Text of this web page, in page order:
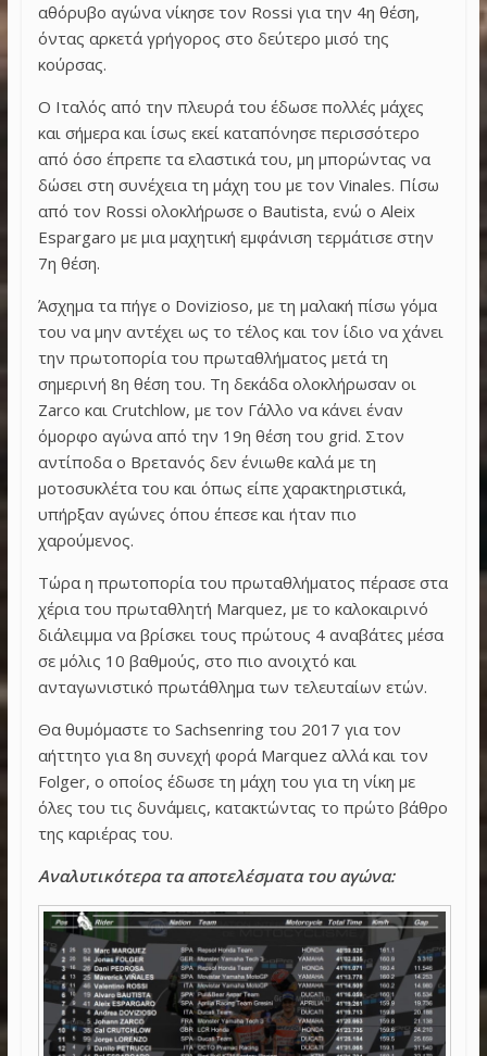
αθόρυβο αγώνα νίκησε τον Rossi για την 4η θέση,
όντας αρκετά γρήγορος στο δεύτερο μισό της
κούρσας.
Ο Ιταλός από την πλευρά του έδωσε πολλές μάχες
και σήμερα και ίσως εκεί καταπόνησε περισσότερο
από όσο έπρεπε τα ελαστικά του, μη μπορώντας να
δώσει στη συνέχεια τη μάχη του με τον Vinales. Πίσω
από τον Rossi ολοκλήρωσε ο Bautista, ενώ ο Aleix
Espargaro με μια μαχητική εμφάνιση τερμάτισε στην
7η θέση.
Άσχημα τα πήγε ο Dovizioso, με τη μαλακή πίσω γόμα
του να μην αντέχει ως το τέλος και τον ίδιο να χάνει
την πρωτοπορία του πρωταθλήματος μετά τη
σημερινή 8η θέση του. Τη δεκάδα ολοκλήρωσαν οι
Zarco και Crutchlow, με τον Γάλλο να κάνει έναν
όμορφο αγώνα από την 19η θέση του grid. Στον
αντίποδα ο Βρετανός δεν ένιωθε καλά με τη
μοτοσυκλέτα του και όπως είπε χαρακτηριστικά,
υπήρξαν αγώνες όπου έπεσε και ήταν πιο
χαρούμενος.
Τώρα η πρωτοπορία του πρωταθλήματος πέρασε στα
χέρια του πρωταθλητή Marquez, με το καλοκαιρινό
διάλειμμα να βρίσκει τους πρώτους 4 αναβάτες μέσα
σε μόλις 10 βαθμούς, στο πιο ανοιχτό και
ανταγωνιστικό πρωτάθλημα των τελευταίων ετών.
Θα θυμόμαστε το Sachsenring του 2017 για τον
αήττητο για 8η συνεχή φορά Marquez αλλά και τον
Folger, ο οποίος έδωσε τη μάχη του για τη νίκη με
όλες του τις δυνάμεις, κατακτώντας το πρώτο βάθρο
της καριέρας του.
Αναλυτικότερα τα αποτελέσματα του αγώνα: